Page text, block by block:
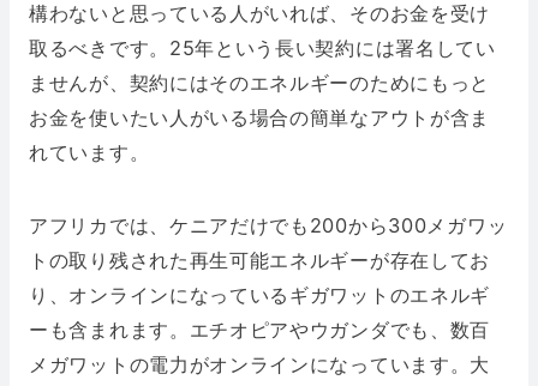
構わないと思っている人がいれば、そのお金を受け
取るべきです。25年という長い契約には署名してい
ませんが、契約にはそのエネルギーのためにもっと
お金を使いたい人がいる場合の簡単なアウトが含ま
れています。
アフリカでは、ケニアだけでも200から300メガワッ
トの取り残された再生可能エネルギーが存在してお
り、オンラインになっているギガワットのエネルギ
ーも含まれます。エチオピアやウガンダでも、数百
メガワットの電力がオンラインになっています。大